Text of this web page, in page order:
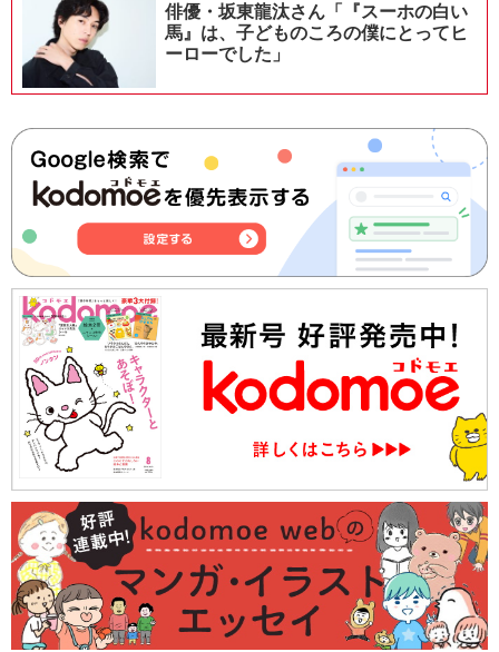
俳優・坂東龍汰さん「『スーホの白い
馬』は、子どものころの僕にとってヒ
ーローでした」